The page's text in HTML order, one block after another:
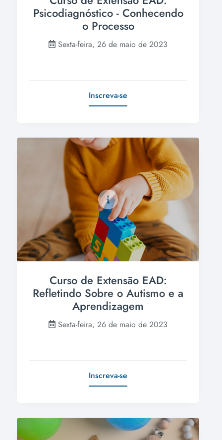
Psicodiagnóstico - Conhecendo
o Processo
Sexta-feira, 26 de maio de 2023
Inscreva-se
Curso de Extensão EAD:
Refletindo Sobre o Autismo e a
Aprendizagem
Sexta-feira, 26 de maio de 2023
Inscreva-se